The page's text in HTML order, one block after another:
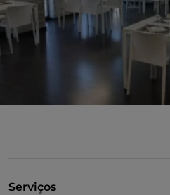
Serviços